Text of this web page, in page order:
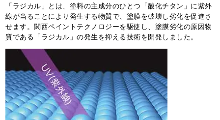
「ラジカル」とは、塗料の主成分のひとつ「酸化チタン」に紫外
線が当ることにより発生する物質で、塗膜を破壊し劣化を促進さ
せます。関西ペイントテクノロジーを駆使し、塗膜劣化の原因物
質である「ラジカル」の発生を抑える技術を開発しました。